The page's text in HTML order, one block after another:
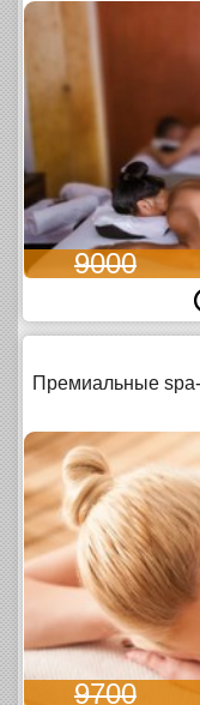
9000
Премиальные
9700